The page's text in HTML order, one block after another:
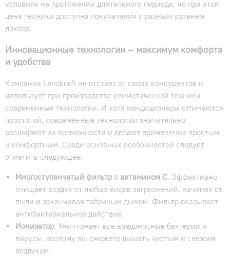
условиях на протяжении длительного периода, но при этом
цена техники доступна покупателям с разным уровнем
дохода.
Инновационные технологии – максимум комфорта
и удобства
Компания Lanzkraft не отстает от своих конкурентов и
использует при производстве климатической техники
современные технологии. И хотя кондиционеры отличаются
простотой, современные технологии значительно
расширяют их возможности и делают применение простым
и комфортным. Среди основных особенностей следует
отметить следующее:
Многоступенчатый фильтр с витамином С. Эффективно
очищает воздух от любых видов загрязнений, начиная от
пыли и заканчивая табачным дымом. Фильтр оказывает
антибактериальное действие.
Ионизатор. Уничтожает все вредоносные бактерии и
вирусы, поэтому вы сможете дышать чистым и свежим
воздухом.